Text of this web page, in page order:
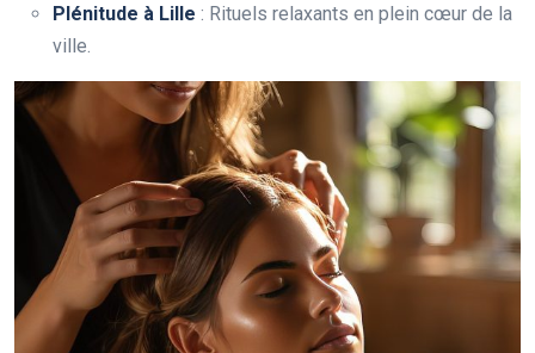
Plénitude à Lille : Rituels relaxants en plein cœur de la
ville.